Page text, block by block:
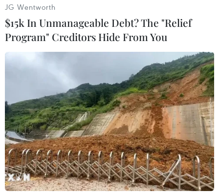
(TTXVN/Vietnam+)
JG Wentworth
$15k In Unmanageable Debt? The "Relief
Program" Creditors Hide From You